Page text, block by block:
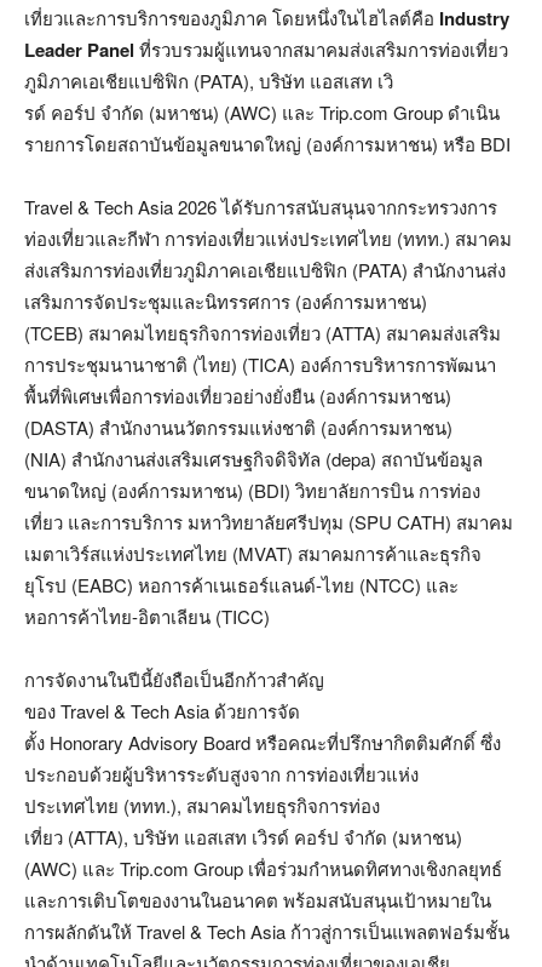
เที่ยวและการบริการของภูมิภาค โดยหนึ่งในไฮไลต์คือ Industry
Leader Panel ที่รวบรวมผู้แทนจากสมาคมส่งเสริมการท่องเที่ยว
ภูมิภาคเอเชียแปซิฟิก (PATA), บริษัท แอสเสท เวิ
รด์ คอร์ป จำกัด (มหาชน) (AWC) และ Trip.com Group ดำเนิน
รายการโดยสถาบันข้อมูลขนาดใหญ่ (องค์การมหาชน) หรือ BDI
Travel & Tech Asia 2026 ได้รับการสนับสนุนจากกระทรวงการ
ท่องเที่ยวและกีฬา การท่องเที่ยวแห่งประเทศไทย (ททท.) สมาคม
ส่งเสริมการท่องเที่ยวภูมิภาคเอเชียแปซิฟิก (PATA) สำนักงานส่ง
เสริมการจัดประชุมและนิทรรศการ (องค์การมหาชน)
(TCEB) สมาคมไทยธุรกิจการท่องเที่ยว (ATTA) สมาคมส่งเสริม
การประชุมนานาชาติ (ไทย) (TICA) องค์การบริหารการพัฒนา
พื้นที่พิเศษเพื่อการท่องเที่ยวอย่างยั่งยืน (องค์การมหาชน)
(DASTA) สำนักงานนวัตกรรมแห่งชาติ (องค์การมหาชน)
(NIA) สำนักงานส่งเสริมเศรษฐกิจดิจิทัล (depa) สถาบันข้อมูล
ขนาดใหญ่ (องค์การมหาชน) (BDI) วิทยาลัยการบิน การท่อง
เที่ยว และการบริการ มหาวิทยาลัยศรีปทุม (SPU CATH) สมาคม
เมตาเวิร์สแห่งประเทศไทย (MVAT) สมาคมการค้าและธุรกิจ
ยุโรป (EABC) หอการค้าเนเธอร์แลนด์-ไทย (NTCC) และ
หอการค้าไทย-อิตาเลียน (TICC)
การจัดงานในปีนี้ยังถือเป็นอีกก้าวสำคัญ
ของ Travel & Tech Asia ด้วยการจัด
ตั้ง Honorary Advisory Board หรือคณะที่ปรึกษากิตติมศักดิ์ ซึ่ง
ประกอบด้วยผู้บริหารระดับสูงจาก การท่องเที่ยวแห่ง
ประเทศไทย (ททท.), สมาคมไทยธุรกิจการท่อง
เที่ยว (ATTA), บริษัท แอสเสท เวิรด์ คอร์ป จำกัด (มหาชน)
(AWC) และ Trip.com Group เพื่อร่วมกำหนดทิศทางเชิงกลยุทธ์
และการเติบโตของงานในอนาคต พร้อมสนับสนุนเป้าหมายใน
การผลักดันให้ Travel & Tech Asia ก้าวสู่การเป็นแพลตฟอร์มชั้น